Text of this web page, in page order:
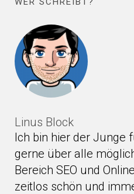
Linus Block
Ich bin hier der Junge
gerne über alle
Bereich SEO und
zeitlos schön und